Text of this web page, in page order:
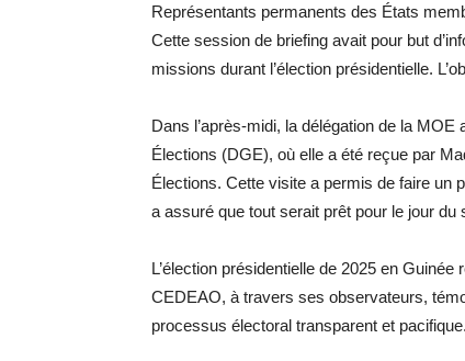
Représentants permanents des États
Cette session de briefing avait pour but
missions durant l’élection présidentielle.
Dans l’après-midi, la délégation de la
Élections (DGE), où elle a été reçue par
Élections. Cette visite a permis de faire un
a assuré que tout serait prêt pour le jour du
L’élection présidentielle de 2025 en
CEDEAO, à travers ses observateurs,
processus électoral transparent et pacifique.